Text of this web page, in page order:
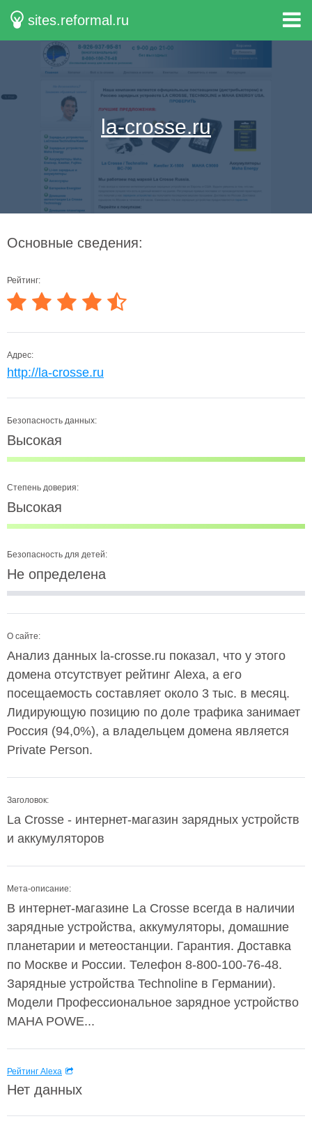
sites.reformal.ru
la-crosse.ru
Основные сведения:
Рейтинг:
Адрес:
http://la-crosse.ru
Безопасность данных:
Высокая
Степень доверия:
Высокая
Безопасность для детей:
Не определена
О сайте:
Анализ данных la-crosse.ru показал, что у этого
домена отсутствует рейтинг Alexa, а его
посещаемость составляет около 3 тыс. в месяц.
Лидирующую позицию по доле трафика занимает
Россия (94,0%), а владельцем домена является
Private Person.
Заголовок:
La Crosse - интернет-магазин зарядных устройств
и аккумуляторов
Мета-описание:
В интернет-магазине La Crosse всегда в наличии
зарядные устройства, аккумуляторы, домашние
планетарии и метеостанции. Гарантия. Доставка
по Москве и России. Телефон 8-800-100-76-48.
Зарядные устройства Technoline в Германии).
Модели Профессиональное зарядное устройство
MAHA POWE...
Рейтинг Alexa
Нет данных